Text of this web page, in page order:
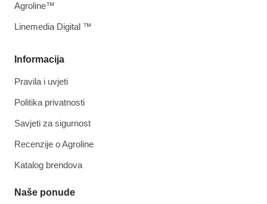
Informacija
Pravila i uvjeti
Politika privatnosti
Savjeti za sigurnost
Recenzije o Agroline
Katalog brendova
Naše ponude
Agroline™
Linemedia Digital ™